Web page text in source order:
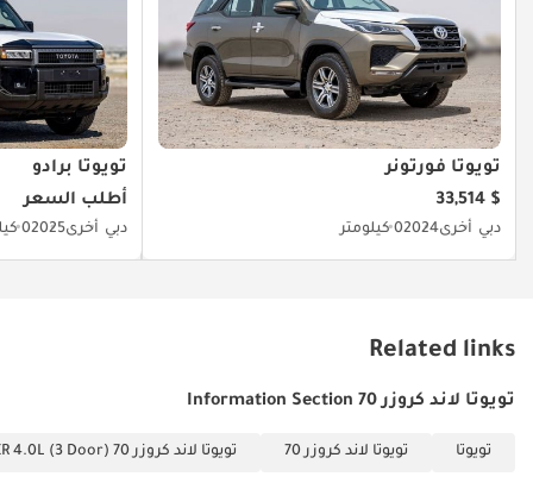
تويوتا فورتونر
$ 33,514
دبي أخرى20240 كيلومتر
تويوتا برادو
أطلب السعر
دبي أخرى20250 كيلومتر
Related links
تويوتا لاند كروزر 70 Information Section
تويوتا تويوتا لاند كروزر 70 تويوتا لاند كروزر 70 VXR 4.0L (3 Door)